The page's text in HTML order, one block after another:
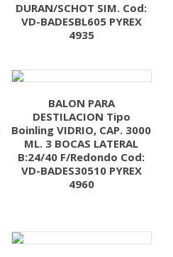
DURAN/SCHOT SIM. Cod:
VD-BADESBL605 PYREX
4935
BALON PARA
DESTILACION Tipo
Boinling VIDRIO, CAP. 3000
ML. 3 BOCAS LATERAL
B:24/40 F/Redondo Cod:
VD-BADES30510 PYREX
4960